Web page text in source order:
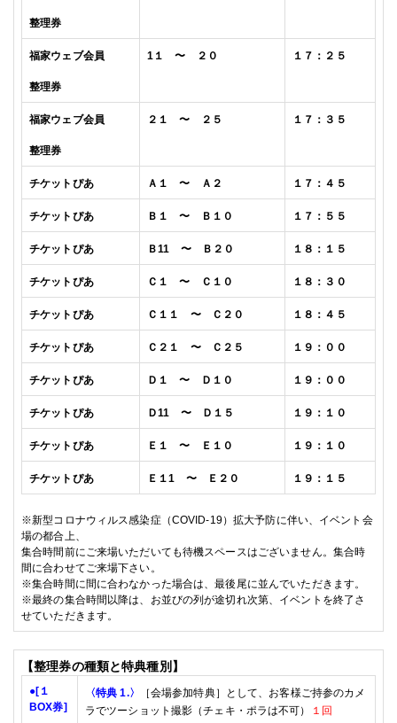
整理券
福家ウェブ会員
整理券
1１ 〜 ２０ １７：２５
福家ウェブ会員
整理券
２１ 〜 ２５ １７：３５
チケットぴあ Ａ１ 〜 Ａ２ １７：４５
チケットぴあ Ｂ１ 〜 Ｂ１０ １７：５５
チケットぴあ Ｂ11 〜 Ｂ２０ １８ ：１５
チケットぴあ Ｃ１ 〜 Ｃ１０ １８ ：３０
チケットぴあ Ｃ１１ 〜 Ｃ２０ １８ ：４５
チケットぴあ Ｃ２１ 〜 Ｃ２５ １９ ：００
チケットぴあ Ｄ１ 〜 Ｄ１０ １９ ：００
チケットぴあ Ｄ11 〜 Ｄ１５ １９ ：１０
チケットぴあ Ｅ１ 〜 Ｅ１０ １９ ：１０
チケットぴあ Ｅ１1 〜 Ｅ２０ １９ ：１５
※新型コロナウィルス感染症（COVID-19）拡大予防に伴い、イベント会
場の都合上、
集合時間前にご来場いただいても待機スペースはございません。集合時
間に合わせてご来場下さい。
※集合時間に間に合わなかった場合は、最後尾に並んでいただきます。
※最終の集合時間以降は、お並びの列が途切れ次第、イベントを終了さ
せていただきます。
【整理券の種類と特典種別】
●[１
BOX券]
〈特典 1.〉 ［会場参加特典］として、 お客様ご持参のカメ
ラでツーショット撮影（チェキ・ポラは不可）
１回